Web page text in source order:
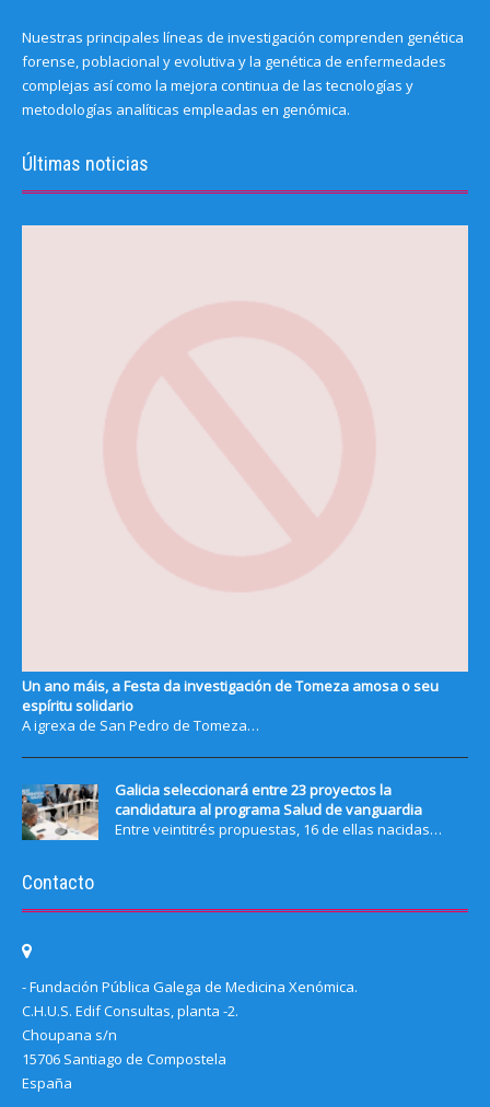
Nuestras principales líneas de investigación comprenden genética
forense, poblacional y evolutiva y la genética de enfermedades
complejas así como la mejora continua de las tecnologías y
metodologías analíticas empleadas en genómica.
Últimas noticias
Un ano máis, a Festa da investigación de Tomeza amosa o seu
espíritu solidario
A igrexa de San Pedro de Tomeza…
Galicia seleccionará entre 23 proyectos la
candidatura al programa Salud de vanguardia
Entre veintitrés propuestas, 16 de ellas nacidas…
Contacto
- Fundación Pública Galega de Medicina Xenómica.
C.H.U.S. Edif Consultas, planta -2.
Choupana s/n
15706 Santiago de Compostela
España